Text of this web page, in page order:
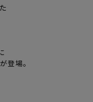
登場。